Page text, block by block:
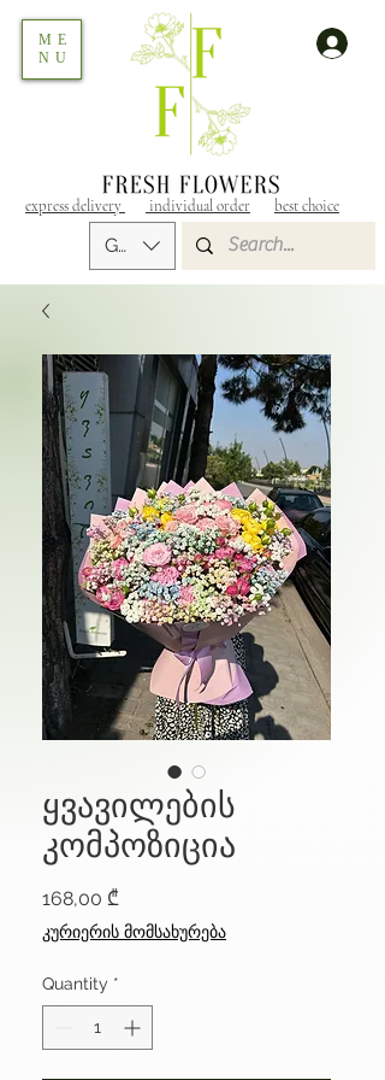
GEL (GEL)
express delivery individual order best choice
ME
NU
ყვავილების
კომპოზიცია
168,00 ₾
კურიერის მომსახურება
Quantity *